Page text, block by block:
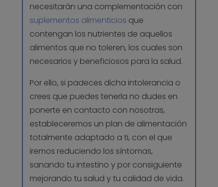
necesitarán una complementación con
suplementos alimenticios que
contengan los nutrientes de aquellos
alimentos que no toleren, los cuales son
necesarios y beneficiosos para la salud.
Por ello, si padeces dicha intolerancia o
crees que puedes tenerla no dudes en
ponerte en contacto con nosotras,
estableceremos un plan de alimentación
totalmente adaptado a ti, con el que
iremos reduciendo los síntomas,
sanando tu intestino y por consiguiente
mejorando tu salud y tu calidad de vida.